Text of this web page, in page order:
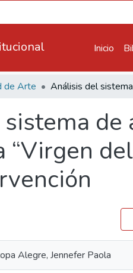
Inicio
de Arte
de
“Virgen
Alegre, Jennefer Paola